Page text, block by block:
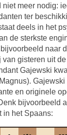
niet meer nodig:
ter
deels in het
de sterkste
naar
van gisteren uit
Gajewski
en originele
bijvoorbeeld
in het Spaans: